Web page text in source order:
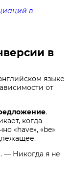
в
в
языке
от
.
когда
«have», «be»
— Никогда я не